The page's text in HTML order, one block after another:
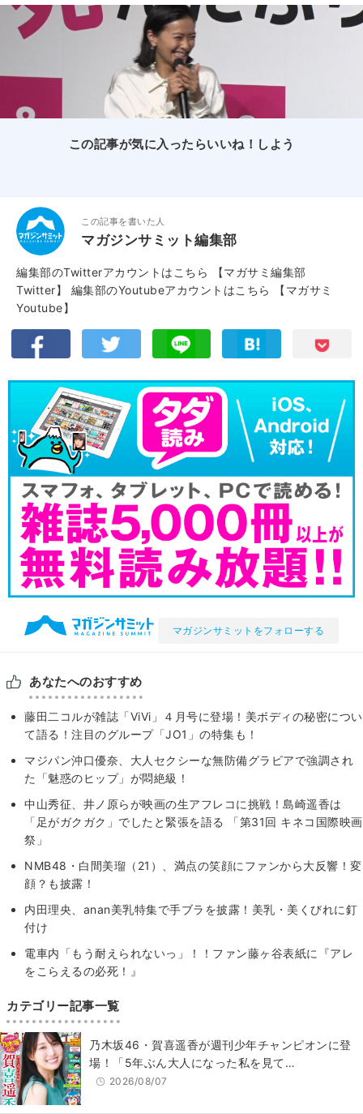
この記事が気に入ったらいいね！しよう
この記事を書いた人
マガジンサミット編集部
編集部のTwitterアカウントはこちら
【マガサミ編集部
Twitter】
編集部のYoutubeアカウントはこちら
【マガサミ
Youtube】
マガジンサミットをフォローする
あなたへのおすすめ
藤田二コルが雑誌「ViVi」４月号に登場！美ボディの秘密につい
て語る！注目のグループ「JO1」の特集も！
マジパン沖口優奈、大人セクシーな無防備グラビアで強調され
た「魅惑のヒップ」が悶絶級！
中⼭秀征、井ノ原らが映画の生アフレコに挑戦！島崎遥香は
「足がガクガク」でしたと緊張を語る 「第31回 キネコ国際映画
祭」
NMB48・白間美瑠（21）、満点の笑顔にファンから大反響！変
顔？も披露！
内田理央、anan美乳特集で手ブラを披露！美乳・美くびれに釘
付け
電車内「もう耐えられないっ」！！ファン藤ヶ谷表紙に『アレ
をこらえるの必死！』
カテゴリー記事一覧
乃木坂46・賀喜遥香が週刊少年チャンピオンに登
場！「5年ぶん大人になった私を見て…
2026/08/07